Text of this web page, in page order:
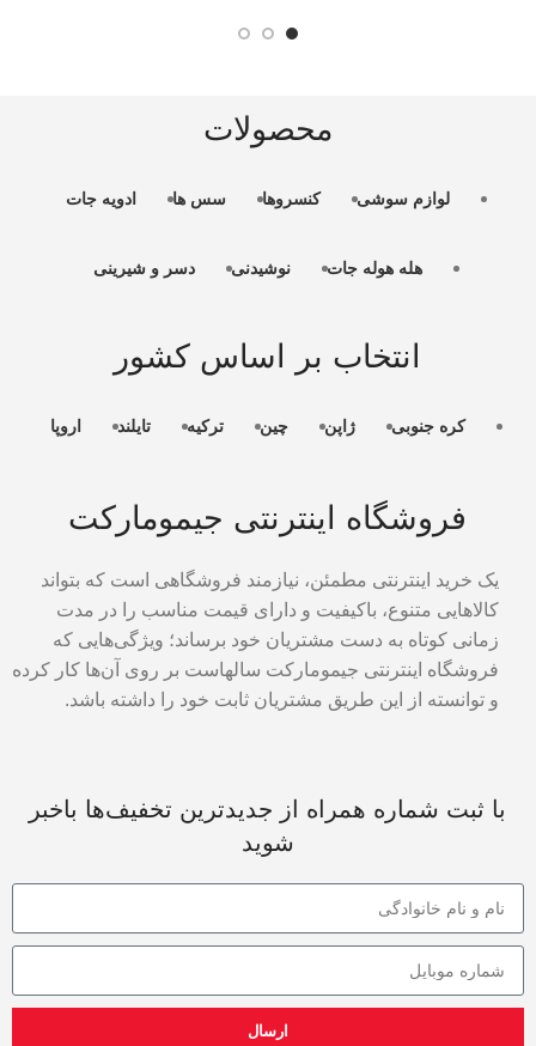
محصولات
لوازم سوشی کنسروها سس ها ادویه جات
هله هوله جات نوشیدنی دسر و شیرینی
انتخاب بر اساس کشور
کره جنوبی ژاپن چین ترکیه تایلند اروپا
فروشگاه اینترنتی جیمومارکت
یک خرید اینترنتی مطمئن، نیازمند فروشگاهی است که بتواند
کالاهایی متنوع، باکیفیت و دارای قیمت مناسب را در مدت
زمانی کوتاه به دست مشتریان خود برساند؛ ویژگی‌هایی که
فروشگاه اینترنتی جیمومارکت سالهاست بر روی آن‌ها کار کرده
و توانسته از این طریق مشتریان ثابت خود را داشته باشد.
با ثبت شماره همراه از جدید‌ترین تخفیف‌ها با‌خبر
شوید
ارسال